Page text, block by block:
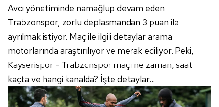
Avcı yönetiminde namağlup devam eden
Trabzonspor, zorlu deplasmandan 3 puan ile
ayrılmak istiyor. Maç ile ilgili detaylar arama
motorlarında araştırılıyor ve merak ediliyor. Peki,
Kayserispor - Trabzonspor maçı ne zaman, saat
kaçta ve hangi kanalda? İşte detaylar...